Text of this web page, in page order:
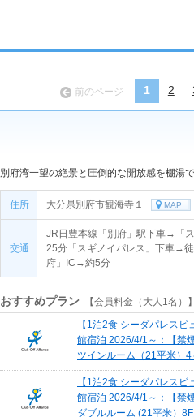
前のページ 1 2
別府湾一望の絶景と圧倒的な開放感を棚湯
住所 大分県別府市観海寺１ MAP
交通
JR日豊本線「別府」駅下車→「
25分「スギノイパレス」下車→
府」IC→約5分
おすすめプラン 【会員料金（大人1名）
【1泊2食 シーダパレス
館宿泊 2026/4/1～：【禁
ツインルーム（21平米）4
【1泊2食 シーダパレス
館宿泊 2026/4/1～：【禁
ダブルルーム (21平米）8F